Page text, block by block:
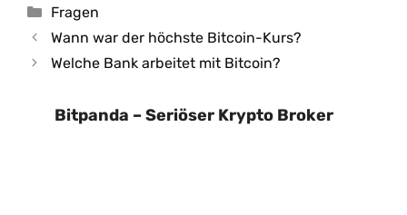
Kategorien
Fragen
Wann war der höchste Bitcoin-Kurs?
Welche Bank arbeitet mit Bitcoin?
Bitpanda – Seriöser Krypto Broker